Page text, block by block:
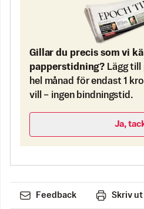
Gillar du precis som vi
papperstidning? Lägg
hel månad för endast 1
vill – ingen bindningstid.
Ja,
Feedback Skriv ut